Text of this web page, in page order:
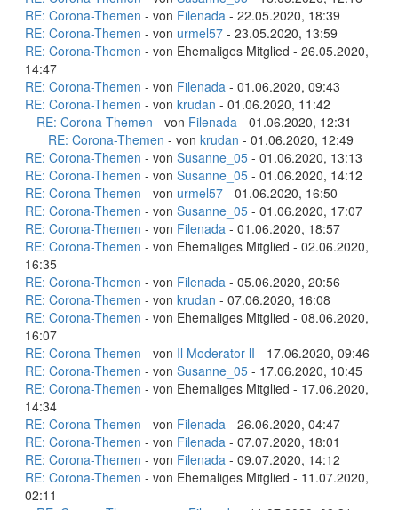
RE: Corona-Themen - von Filenada - 22.05.2020, 18:39
RE: Corona-Themen - von urmel57 - 23.05.2020, 13:59
RE: Corona-Themen - von Ehemaliges Mitglied - 26.05.2020,
14:47
RE: Corona-Themen - von Filenada - 01.06.2020, 09:43
RE: Corona-Themen - von krudan - 01.06.2020, 11:42
RE: Corona-Themen - von Filenada - 01.06.2020, 12:31
RE: Corona-Themen - von krudan - 01.06.2020, 12:49
RE: Corona-Themen - von Susanne_05 - 01.06.2020, 13:13
RE: Corona-Themen - von Susanne_05 - 01.06.2020, 14:12
RE: Corona-Themen - von urmel57 - 01.06.2020, 16:50
RE: Corona-Themen - von Susanne_05 - 01.06.2020, 17:07
RE: Corona-Themen - von Filenada - 01.06.2020, 18:57
RE: Corona-Themen - von Ehemaliges Mitglied - 02.06.2020,
16:35
RE: Corona-Themen - von Filenada - 05.06.2020, 20:56
RE: Corona-Themen - von krudan - 07.06.2020, 16:08
RE: Corona-Themen - von Ehemaliges Mitglied - 08.06.2020,
16:07
RE: Corona-Themen - von Il Moderator lI - 17.06.2020, 09:46
RE: Corona-Themen - von Susanne_05 - 17.06.2020, 10:45
RE: Corona-Themen - von Ehemaliges Mitglied - 17.06.2020,
14:34
RE: Corona-Themen - von Filenada - 26.06.2020, 04:47
RE: Corona-Themen - von Filenada - 07.07.2020, 18:01
RE: Corona-Themen - von Filenada - 09.07.2020, 14:12
RE: Corona-Themen - von Ehemaliges Mitglied - 11.07.2020,
02:11